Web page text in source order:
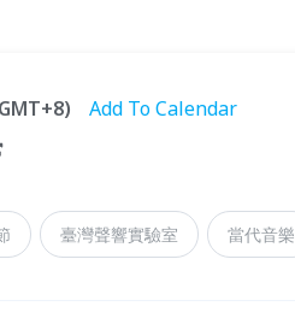
Add To Calendar
臺灣聲響實驗室 當代音樂